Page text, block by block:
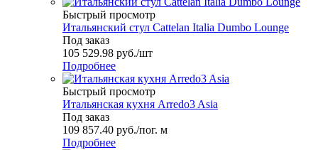
Быстрый просмотр
Итальянский стул Cattelan Italia Dumbo Lounge
Под заказ
105 529.98 руб./шт
Подробнее
Быстрый просмотр
Итальянская кухня Arredo3 Asia
Под заказ
109 857.40 руб./пог. м
Подробнее